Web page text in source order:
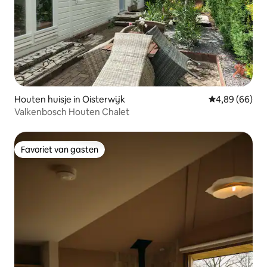
Houten huisje in Oisterwijk Gemiddelde
4,89 (66)
Valkenbosch Houten Chalet
Favoriet van gasten
Favoriet van gasten